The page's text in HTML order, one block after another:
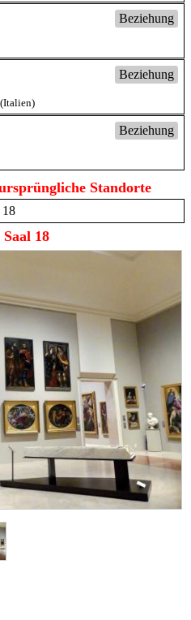
Beziehung
Beziehung
Beziehung
Standorte
18
18